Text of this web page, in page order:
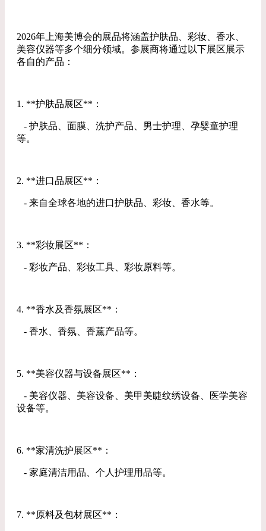
2026年上海美博会的展品将涵盖护肤品、彩妆、香水、
美容仪器等多个细分领域。参展商将通过以下展区展示
各自的产品：
1. **护肤品展区**：
- 护肤品、面膜、洗护产品、男士护理、孕婴童护理
等。
2. **进口品展区**：
- 来自全球各地的进口护肤品、彩妆、香水等。
3. **彩妆展区**：
- 彩妆产品、彩妆工具、彩妆原料等。
4. **香水及香氛展区**：
- 香水、香氛、香薰产品等。
5. **美容仪器与设备展区**：
- 美容仪器、美容设备、美甲美睫纹绣设备、医学美容
设备等。
6. **家清洗护展区**：
- 家庭清洁用品、个人护理用品等。
7. **原料及包材展区**：